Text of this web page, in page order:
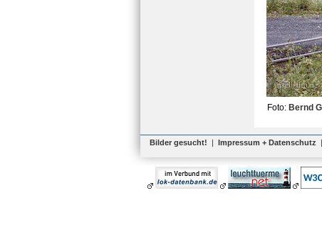
Foto: Bernd
Bilder gesucht! | Impressum + Datenschutz |